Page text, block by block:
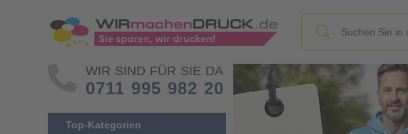
WIR SIND FÜR SIE DA
0711 995 982 20
Top-Kategorien